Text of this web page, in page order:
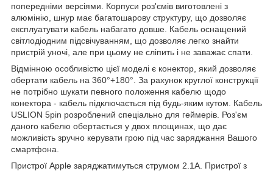
попередніми версіями. Корпуси роз'ємів виготовлені з
алюмінію, шнур має багатошарову структуру, що дозволяє
експлуатувати кабель набагато довше. Кабель оснащений
світлодіодним підсвічуванням, що дозволяє легко знайти
пристрій уночі, але при цьому не сліпить і не заважає спати.
Відмінною особливістю цієї моделі є конектор, який дозволяє
обертати кабель на 360°+180°. За рахунок круглої конструкції
не потрібно шукати певного положення кабелю щодо
конектора - кабель підключається під будь-яким кутом. Кабель
USLION 5pin розроблений спеціально для геймерів. Роз'єм
даного кабелю обертається у двох площинах, що дає
можливість зручно керувати грою під час заряджання Вашого
смартфона.
Пристрої Apple заряджатимуться струмом 2.1A. Пристрої з